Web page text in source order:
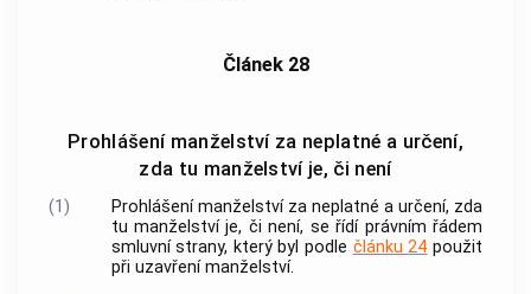
Článek 28
Prohlášení manželství za neplatné a určení,
zda tu manželství je, či není
(1)
Prohlášení manželství za neplatné a určení, zda
tu manželství je, či není, se řídí právním řádem
smluvní strany, který byl podle článku 24 použit
při uzavření manželství.